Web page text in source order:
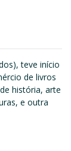
teve início
de livros
história, arte
e outra